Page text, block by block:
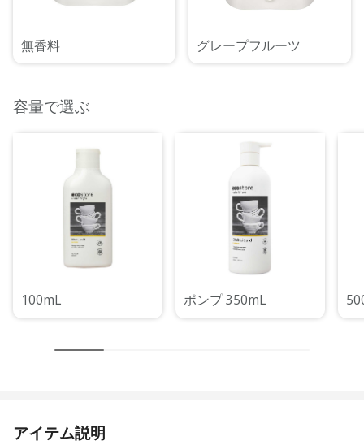
無香料 グレープフルーツ
容量で選ぶ
100mL ポンプ 350mL
アイテム説明